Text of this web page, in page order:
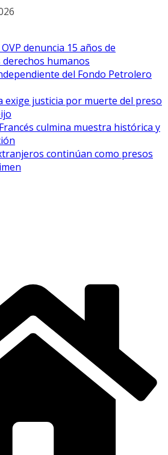
denuncia 15 años de
humanos
del Fondo Petrolero
exige justicia por muerte del preso
culmina muestra histórica y
continúan como presos